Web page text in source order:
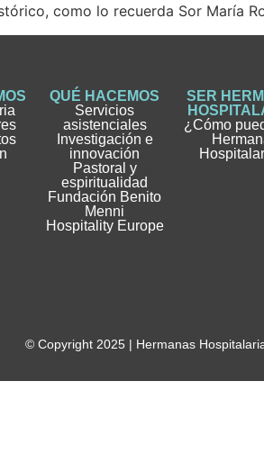
como lo recuerda Sor María
QUÉ HACEMOS
Servicios
asistenciales
Investigación e
innovación
Pastoral y
espiritualidad
Fundación Benito
Menni
Hospitality Europe
SER
¿Cómo
© Copyright 2025 | Hermanas